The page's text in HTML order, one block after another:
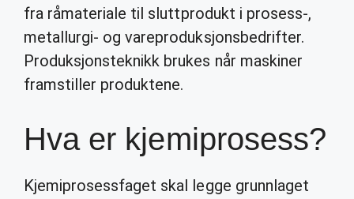
fra råmateriale til sluttprodukt i prosess-,
metallurgi- og vareproduksjonsbedrifter.
Produksjonsteknikk brukes når maskiner
framstiller produktene.
Hva er kjemiprosess?
Kjemiprosessfaget skal legge grunnlaget